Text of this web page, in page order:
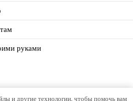
руками
и другие технологии, чтобы помочь вам